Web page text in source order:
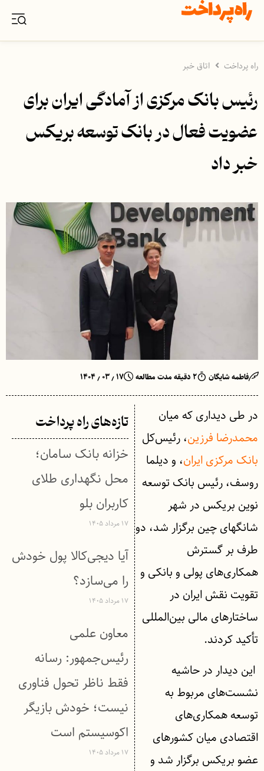
راه پرداخت اتاق خبر
رئیس بانک مرکزی از آمادگی ایران برای
عضویت فعال در بانک توسعه بریکس
خبر داد
فاطمه شایگان ۲ دقیقه مدت مطالعه ۱۷ ٫ ۰۳ ٫ ۱۴۰۴
در طی دیداری که میان
محمدرضا فرزین، رئیس‌کل
بانک مرکزی ایران، و دیلما
روسف، رئیس بانک توسعه
نوین بریکس در شهر
شانگهای چین برگزار شد، دو
طرف بر گسترش
همکاری‌های پولی و بانکی و
تقویت نقش ایران در
ساختارهای مالی بین‌المللی
تأکید کردند.
این دیدار در حاشیه
نشست‌های مربوط به
توسعه همکاری‌های
اقتصادی میان کشورهای
عضو بریکس برگزار شد و
تازه‌های راه پرداخت
خزانه بانک سامان؛
محل نگهداری طلای
کاربران بلو
۱۷ مرداد ۱۴۰۵
آیا دیجی‌کالا پول خودش
را می‌سازد؟
۱۷ مرداد ۱۴۰۵
معاون علمی
رئیس‌جمهور: رسانه
فقط ناظر تحول فناوری
نیست؛ خودش بازیگر
اکوسیستم است
۱۷ مرداد ۱۴۰۵